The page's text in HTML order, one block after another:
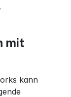
mit
kann